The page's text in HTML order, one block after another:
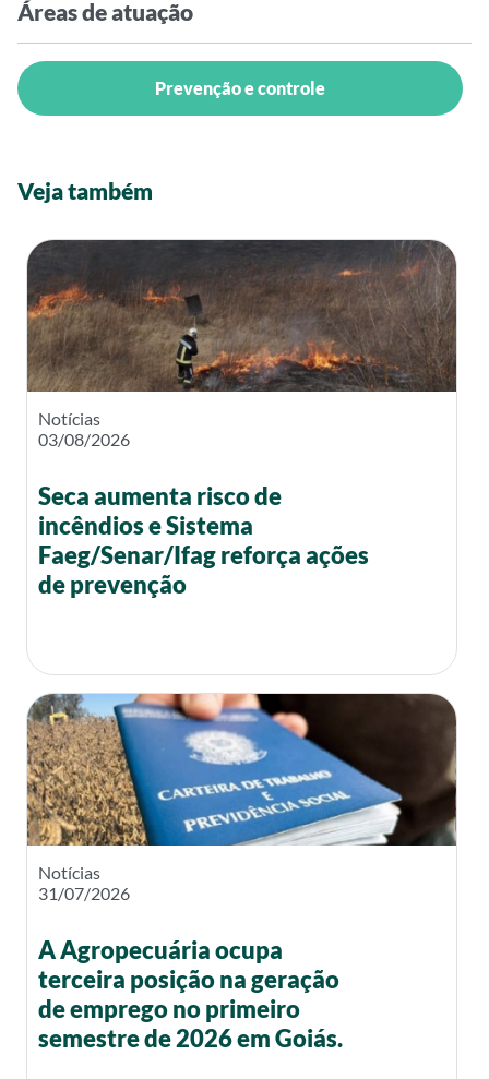
Áreas de atuação
Prevenção e controle
Veja também
Notícias
03/08/2026
Seca aumenta risco de
incêndios e Sistema
Faeg/Senar/Ifag reforça ações
de prevenção
Notícias
31/07/2026
A Agropecuária ocupa
terceira posição na geração
de emprego no primeiro
semestre de 2026 em Goiás.